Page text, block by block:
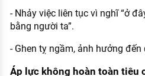
- Nhảy việc liên tục vì nghĩ “ở
bằng người ta”.
- Ghen tỵ ngầm, ảnh hưởng
Áp lực không hoàn toàn tiêu